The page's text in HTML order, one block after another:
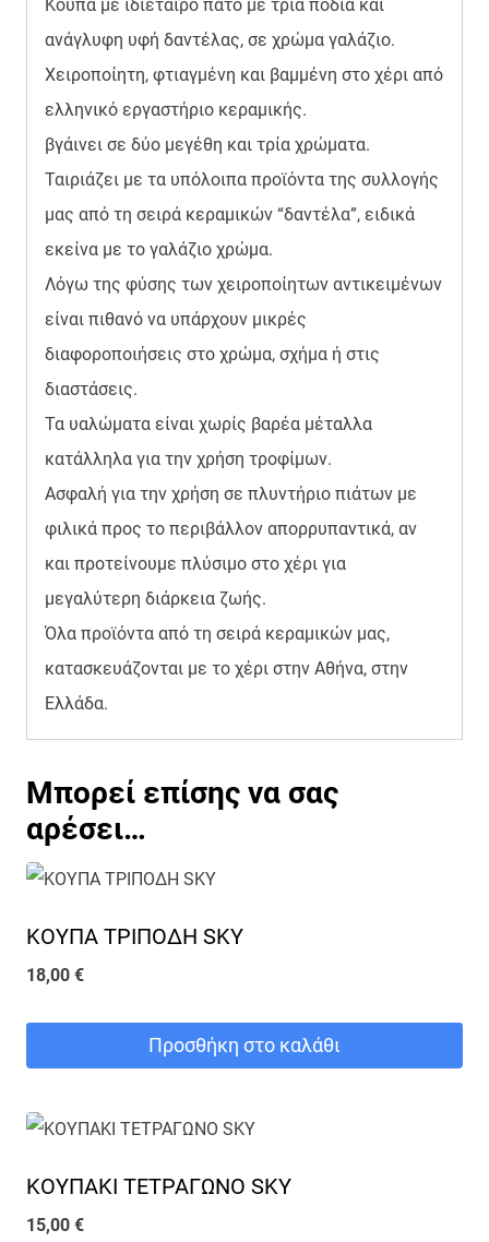
Κούπα με ιδιέταιρο πάτο με τρία πόδια και
ανάγλυφη υφή δαντέλας, σε χρώμα γαλάζιο.
Χειροποίητη, φτιαγμένη και βαμμένη στο χέρι από
ελληνικό εργαστήριο κεραμικής.
βγάινει σε δύο μεγέθη και τρία χρώματα.
Ταιριάζει με τα υπόλοιπα προϊόντα της συλλογής
μας από τη σειρά κεραμικών “δαντέλα”, ειδικά
εκείνα με το γαλάζιο χρώμα.
Λόγω της φύσης των χειροποίητων αντικειμένων
είναι πιθανό να υπάρχουν μικρές
διαφοροποιήσεις στο χρώμα, σχήμα ή στις
διαστάσεις.
Τα υαλώματα είναι χωρίς βαρέα μέταλλα
κατάλληλα για την χρήση τροφίμων.
Ασφαλή για την χρήση σε πλυντήριο πιάτων με
φιλικά προς το περιβάλλον απορρυπαντικά, αν
και προτείνουμε πλύσιμο στο χέρι για
μεγαλύτερη διάρκεια ζωής.
Όλα προϊόντα από τη σειρά κεραμικών μας,
κατασκευάζονται με το χέρι στην Αθήνα, στην
Ελλάδα.
Μπορεί επίσης να σας
αρέσει…
ΚΟΥΠΑ ΤΡΙΠΟΔΗ SKY
18,00 €
Προσθήκη στο καλάθι
ΚΟΥΠΑΚΙ ΤΕΤΡΑΓΩΝΟ SKY
15,00 €